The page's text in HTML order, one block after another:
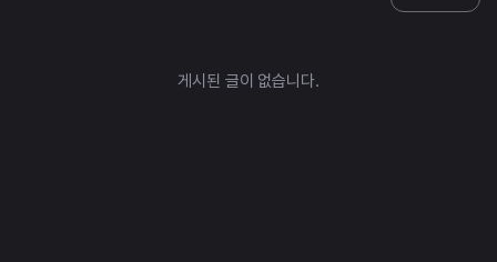
게시된 글이 없습니다.